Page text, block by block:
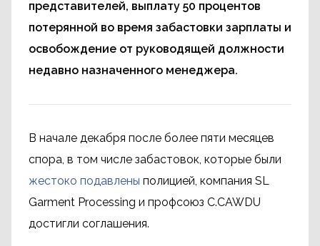
представителей, выплату 50 процентов
потерянной во время забастовки зарплаты и
освобождение от руководящей должности
недавно назначенного менеджера.
В начале декабря после более пяти месяцев
спора, в том числе забастовок, которые были
жестоко подавлены ​​полицией, компания SL
Garment Processing и профсоюз C.CAWDU
достигли соглашения.